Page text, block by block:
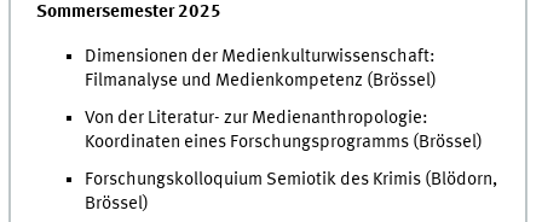
Sommersemester 2025
Dimensionen der Medienkulturwissenschaft:
Filmanalyse und Medienkompetenz (Brössel)
Von der Literatur- zur Medienanthropologie:
Koordinaten eines Forschungsprogramms (Brössel)
Forschungskolloquium Semiotik des Krimis (Blödorn,
Brössel)